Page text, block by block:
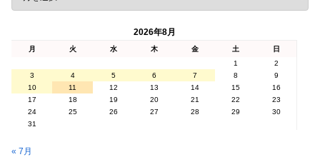
2026年8月
月 火 水 木 金 土
日
1
2
3
4 5 6 7 8
9
10
11 12 13 14 15
16
17
18 19 20 21 22
23
24
25 26 27 28 29
30
31
« 7月